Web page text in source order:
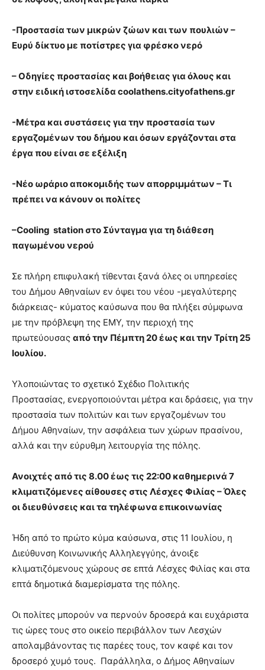
-Προστασία των μικρών ζώων και των πουλιών –
Ευρύ δίκτυο με ποτίστρες για φρέσκο νερό
– Οδηγίες προστασίας και βοήθειας για όλους και
στην ειδική ιστοσελίδα coolathens.cityofathens.gr
-Μέτρα και συστάσεις για την προστασία των
εργαζομένων του δήμου και όσων εργάζονται στα
έργα που είναι σε εξέλιξη
-Νέο ωράριο αποκομιδής των απορριμμάτων – Τι
πρέπει να κάνουν οι πολίτες
–Cooling station στο Σύνταγμα για τη διάθεση
παγωμένου νερού
Σε πλήρη επιφυλακή τίθενται ξανά όλες οι υπηρεσίες
του Δήμου Αθηναίων εν όψει του νέου -μεγαλύτερης
διάρκειας- κύματος καύσωνα που θα πλήξει σύμφωνα
με την πρόβλεψη της ΕΜΥ, την περιοχή της
πρωτεύουσας από την Πέμπτη 20 έως και την Τρίτη 25
Ιουλίου.
Υλοποιώντας το σχετικό Σχέδιο Πολιτικής
Προστασίας, ενεργοποιούνται μέτρα και δράσεις, για την
προστασία των πολιτών και των εργαζομένων του
Δήμου Αθηναίων, την ασφάλεια των χώρων πρασίνου,
αλλά και την εύρυθμη λειτουργία της πόλης.
Ανοιχτές από τις 8.00 έως τις 22:00 καθημερινά 7
κλιματιζόμενες αίθουσες στις Λέσχες Φιλίας – Όλες
οι διευθύνσεις και τα τηλέφωνα επικοινωνίας
Ήδη από το πρώτο κύμα καύσωνα, στις 11 Ιουλίου, η
Διεύθυνση Κοινωνικής Αλληλεγγύης, άνοιξε
κλιματιζόμενους χώρους σε επτά Λέσχες Φιλίας και στα
επτά δημοτικά διαμερίσματα της πόλης.
Οι πολίτες μπορούν να περνούν δροσερά και ευχάριστα
τις ώρες τους στο οικείο περιβάλλον των Λεσχών
απολαμβάνοντας τις παρέες τους, τον καφέ και τον
δροσερό χυμό τους. Παράλληλα, o Δήμος Αθηναίων